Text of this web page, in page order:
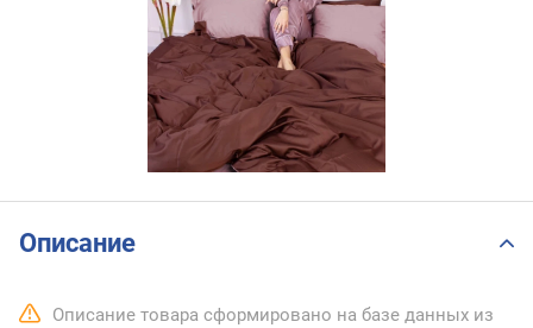
Описание
Описание товара сформировано на базе данных из